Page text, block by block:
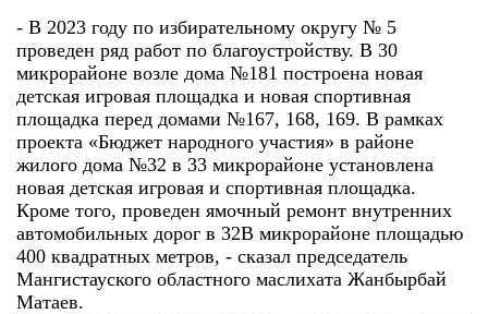
- В 2023 году по избирательному округу № 5
проведен ряд работ по благоустройству. В 30
микрорайоне возле дома №181 построена новая
детская игровая площадка и новая спортивная
площадка перед домами №167, 168, 169. В рамках
проекта «Бюджет народного участия» в районе
жилого дома №32 в 33 микрорайоне установлена
новая детская игровая и спортивная площадка.
Кроме того, проведен ямочный ремонт внутренних
автомобильных дорог в 32В микрорайоне площадью
400 квадратных метров, - сказал председатель
Мангистауского областного маслихата Жанбырбай
Матаев.